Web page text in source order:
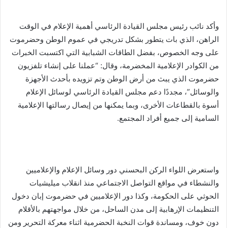
وأكد نائب رئيس مجلس القيادة الرئاسي أهمية الإعلام في الوقت
الراهن، الذي بات يتطور بشكل تدريجي في عموم الوطن وحضرموت
على وجه الخصوص، بفضل الطاقات الشبابية التي اكتسبت الخبرات
من الكوادر الإعلامية المخضرمة، وقال: “عملنا على إنشاء تلفزيون
حضرموت الذي يبث من أرض الوطن وتم تزويده بأحدث الأجهزة
والوسائل”، مجددًا دعم مجلس القيادة الرئاسي لوسائل الإعلام
أسوة بالقطاعات الأخرى، وبما يمكنها من إيصال رسالتها الإعلامية
السامية إلى جميع أفراد المجتمع.
واستعرض اللواء الركن البحسني دور وسائل الإعلام والإعلاميين
والنشطاء في مواقع التواصل الاجتماعي منذ انقلاب ميليشيات
الحوثي على الحكومة، وكذا دور الإعلاميين في حضرموت إبان دخول
التنظيمات الإرهابية إلى مدن الساحل، من خلال مواجهتهم بالأقلام
دون خوف، ومساندة قوات النخبة الحضرمية اثناء معركة التحرير ومن